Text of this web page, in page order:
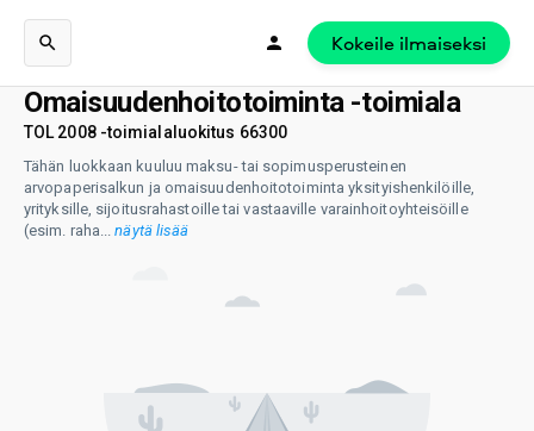
Kokeile ilmaiseksi
Omaisuudenhoitotoiminta -toimiala
TOL 2008 -toimialaluokitus 66300
Tähän luokkaan kuuluu maksu- tai sopimusperusteinen
arvopaperisalkun ja omaisuudenhoitotoiminta yksityishenkilöille,
yrityksille, sijoitusrahastoille tai vastaaville varainhoitoyhteisöille
(esim. raha... näytä lisää